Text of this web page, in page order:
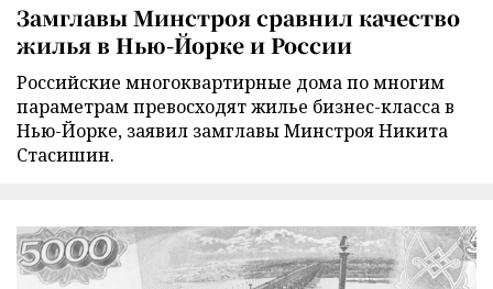
Замглавы Минстроя сравнил качество
жилья в Нью-Йорке и России
Российские многоквартирные дома по многим
параметрам превосходят жилье бизнес-класса в
Нью-Йорке, заявил замглавы Минстроя Никита
Стасишин.